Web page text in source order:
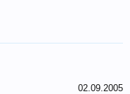
02.09.2005